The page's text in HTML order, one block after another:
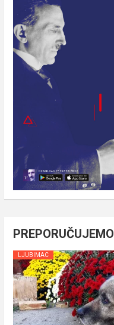
PREPORUČUJEMO
LJUBIMAC